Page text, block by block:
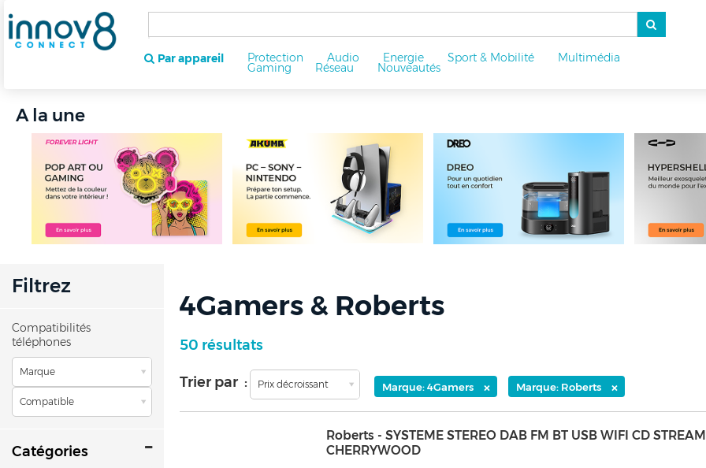
Par appareil Protection Audio Energie Sport & Mobilité Multimédia
Gaming Réseau Nouveautés
A la une
Filtrez
Compatibilités
téléphones
Marque
Compatible
Catégories
4Gamers & Roberts
50 résultats
Trier par : Prix décroissant Marque: 4Gamers × Marque: Roberts ×
Roberts - SYSTEME STEREO DAB FM BT USB WIFI CD
CHERRYWOOD